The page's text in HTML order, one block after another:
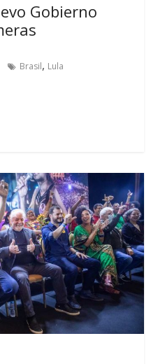
Gobierno
Brasil, Lula